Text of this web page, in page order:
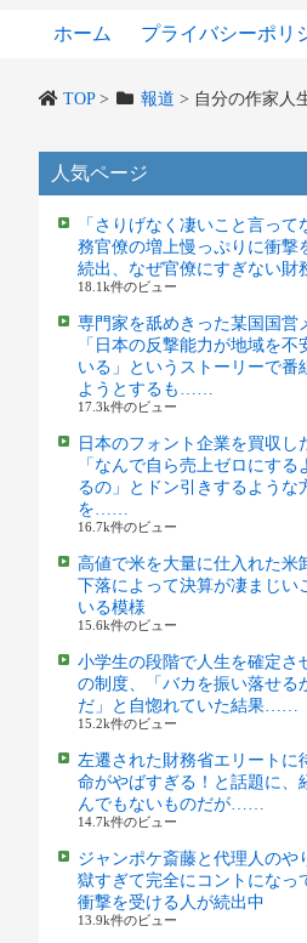
ホーム プライバシーポリ
TOP> 報道 > 自分の作家人
人気ページ
「さりげなく凄いこと言って
務官僚の増上慢っぷりに衝撃
続出、なぜ官僚にすぎない
18.1k件のビュー
専門家を舐めきった某国国営
「日本の反撃能力が地域を不
いる」というストーリーで番
ようとするも……
17.3k件のビュー
日本のフォント企業を買収し
「なんで自ら売上ゼロにする
るの」とドン引きするような
を……
16.7k件のビュー
高値で米を大量に仕入れた米
下落によって決算が凄まじい
いる模様
15.6k件のビュー
小学生の段階で人生を確定さ
の制度、「バカを振い落せる
だ」と自惚れていた結果……
15.2k件のビュー
左遷された財務省エリートに
命がやばすぎる！と話題に、
んでもないものだが……
14.7k件のビュー
ジャンポケ斎藤と代理人のや
獄すぎて完全にコントにな
衝撃を受ける人が続出中
13.9k件のビュー